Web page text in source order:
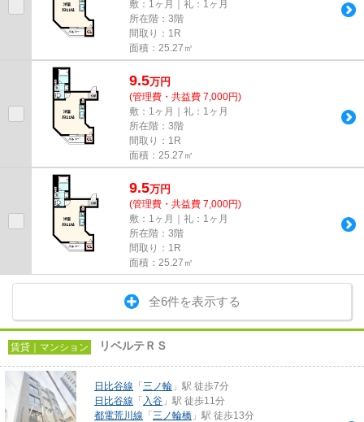
敷：1ヶ月｜礼：1ヶ月
所在階：3階
間取り：1R
面積：25.27㎡
9.5万円
(管理費・共益費 7,000円)
敷：1ヶ月｜礼：1ヶ月
所在階：3階
間取り：1R
面積：25.27㎡
9.5万円
(管理費・共益費 7,000円)
敷：1ヶ月｜礼：1ヶ月
所在階：3階
間取り：1R
面積：25.27㎡
全6件を表示する
賃貸｜マンション リベルテＲＳ
日比谷線 「 三ノ輪 」駅 徒歩7分
日比谷線 「 入谷 」駅 徒歩11分
都電荒川線 「 三ノ輪橋 」駅 徒歩13分